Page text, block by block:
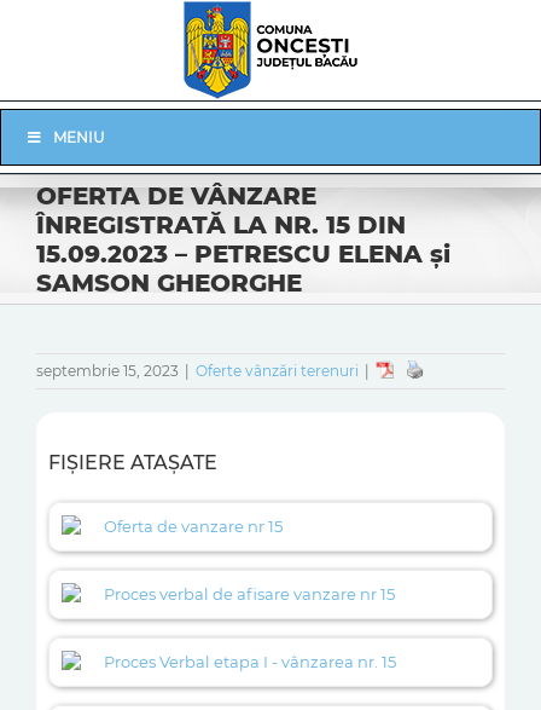
Navigation
MENIU
OFERTA DE VÂNZARE
ÎNREGISTRATĂ LA NR. 15 DIN
15.09.2023 – PETRESCU ELENA şi
SAMSON GHEORGHE
septembrie 15, 2023 Oferte vânzări terenuri
FIȘIERE ATAȘATE
Oferta de vanzare nr 15
Proces verbal de afisare vanzare nr 15
Proces Verbal etapa I - vânzarea nr. 15